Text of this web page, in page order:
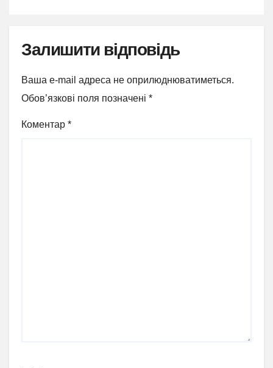
Залишити відповідь
Ваша e-mail адреса не оприлюднюватиметься.
Обов’язкові поля позначені *
Коментар *